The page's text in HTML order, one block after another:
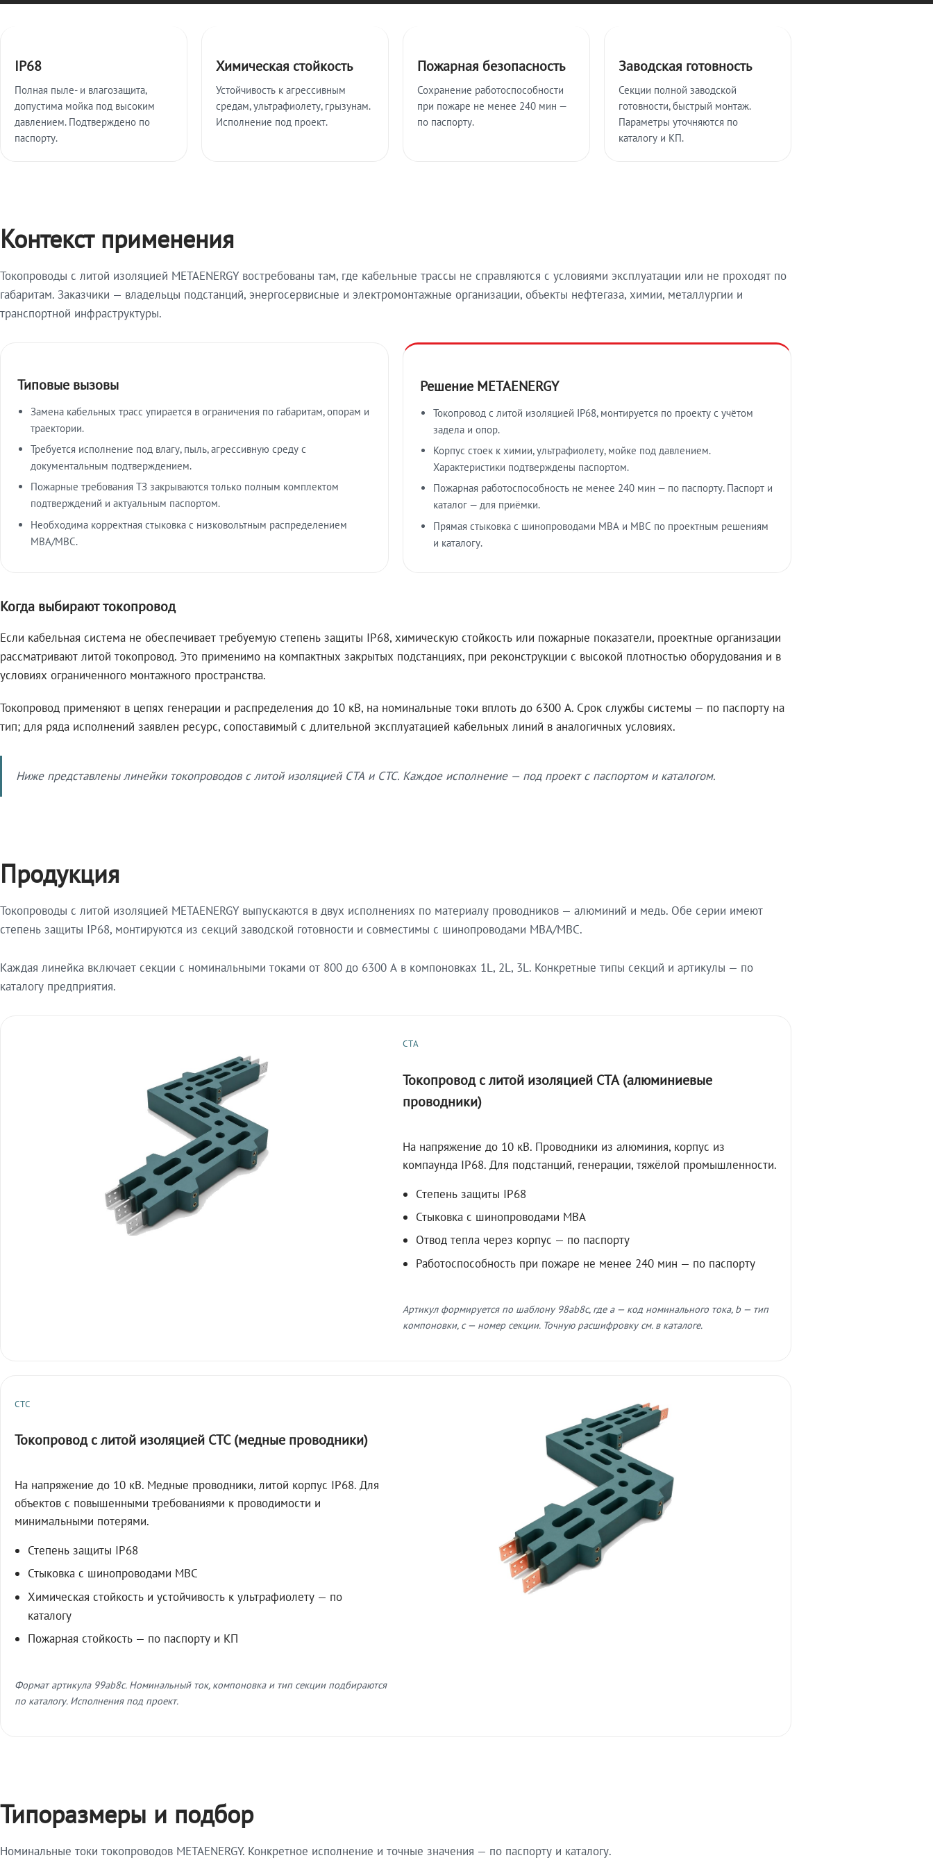
IP68
Полная пыле- и влагозащита,
допустима мойка под высоким
давлением. Подтверждено по
паспорту.
Химическая стойкость
Устойчивость к агрессивным
средам, ультрафиолету, грызунам.
Исполнение под проект.
Пожарная безопасность
Сохранение работоспособности
при пожаре не менее 240 мин —
по паспорту.
Заводская готовность
Секции полной заводской
готовности, быстрый монтаж.
Параметры уточняются по
каталогу и КП.
Контекст применения
Токопроводы с литой изоляцией METAENERGY востребованы там, где кабельные трассы не справляются с условиями эксплуатации или не проходят по
габаритам. Заказчики — владельцы подстанций, энергосервисные и электромонтажные организации, объекты нефтегаза, химии, металлургии и
транспортной инфраструктуры.
Типовые вызовы
Замена кабельных трасс упирается в ограничения по габаритам, опорам и
траектории.
Требуется исполнение под влагу, пыль, агрессивную среду с
документальным подтверждением.
Пожарные требования ТЗ закрываются только полным комплектом
подтверждений и актуальным паспортом.
Необходима корректная стыковка с низковольтным распределением
МВА/МВС.
Решение METAENERGY
Токопровод с литой изоляцией IP68, монтируется по проекту с учётом
задела и опор.
Корпус стоек к химии, ультрафиолету, мойке под давлением.
Характеристики подтверждены паспортом.
Пожарная работоспособность не менее 240 мин — по паспорту. Паспорт и
каталог — для приёмки.
Прямая стыковка с шинопроводами МВА и МВС по проектным решениям
и каталогу.
Когда выбирают токопровод
Если кабельная система не обеспечивает требуемую степень защиты IP68, химическую стойкость или пожарные показатели, проектные организации
рассматривают литой токопровод. Это применимо на компактных закрытых подстанциях, при реконструкции с высокой плотностью оборудования и в
условиях ограниченного монтажного пространства.
Токопровод применяют в цепях генерации и распределения до 10 кВ, на номинальные токи вплоть до 6300 А. Срок службы системы — по паспорту на
тип; для ряда исполнений заявлен ресурс, сопоставимый с длительной эксплуатацией кабельных линий в аналогичных условиях.
Ниже представлены линейки токопроводов с литой изоляцией СТА и СТС. Каждое исполнение — под проект с паспортом и каталогом.
Продукция
Токопроводы с литой изоляцией METAENERGY выпускаются в двух исполнениях по материалу проводников — алюминий и медь. Обе серии имеют
степень защиты IP68, монтируются из секций заводской готовности и совместимы с шинопроводами МВА/МВС.
Каждая линейка включает секции с номинальными токами от 800 до 6300 А в компоновках 1L, 2L, 3L. Конкретные типы секций и артикулы — по
каталогу предприятия.
СТА
Токопровод с литой изоляцией СТА (алюминиевые
проводники)
На напряжение до 10 кВ. Проводники из алюминия, корпус из
компаунда IP68. Для подстанций, генерации, тяжёлой промышленности.
Степень защиты IP68
Стыковка с шинопроводами МВА
Отвод тепла через корпус — по паспорту
Работоспособность при пожаре не менее 240 мин — по паспорту
Артикул формируется по шаблону 98ab8c, где a — код номинального тока, b — тип
компоновки, c — номер секции. Точную расшифровку см. в каталоге.
СТС
Токопровод с литой изоляцией СТС (медные проводники)
На напряжение до 10 кВ. Медные проводники, литой корпус IP68. Для
объектов с повышенными требованиями к проводимости и
минимальными потерями.
Степень защиты IP68
Стыковка с шинопроводами МВС
Химическая стойкость и устойчивость к ультрафиолету — по
каталогу
Пожарная стойкость — по паспорту и КП
Формат артикула 99ab8c. Номинальный ток, компоновка и тип секции подбираются
по каталогу. Исполнения под проект.
Типоразмеры и подбор
Номинальные токи токопроводов METAENERGY. Конкретное исполнение и точные значения — по паспорту и каталогу.